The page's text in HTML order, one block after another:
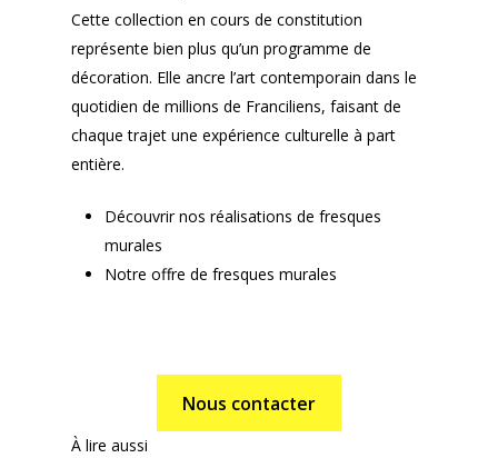
Cette collection en cours de constitution
représente bien plus qu’un programme de
décoration. Elle ancre l’art contemporain dans le
quotidien de millions de Franciliens, faisant de
chaque trajet une expérience culturelle à part
entière.
Découvrir nos réalisations de fresques
murales
Notre offre de fresques murales
Nous contacter
À lire aussi